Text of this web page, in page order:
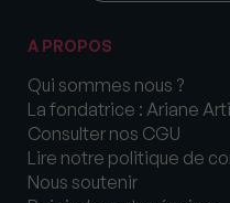
A PROPOS
Qui sommes nous ?
La fondatrice : Ariane
Consulter nos CGU
Lire notre politique de
Nous soutenir